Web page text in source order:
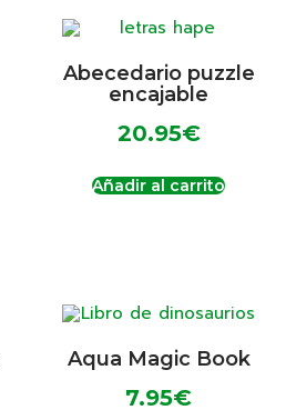
Abecedario puzzle
encajable
20.95€
Añadir al carrito
Aqua Magic Book
7.95€